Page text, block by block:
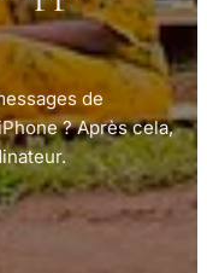
de
? Après cela,